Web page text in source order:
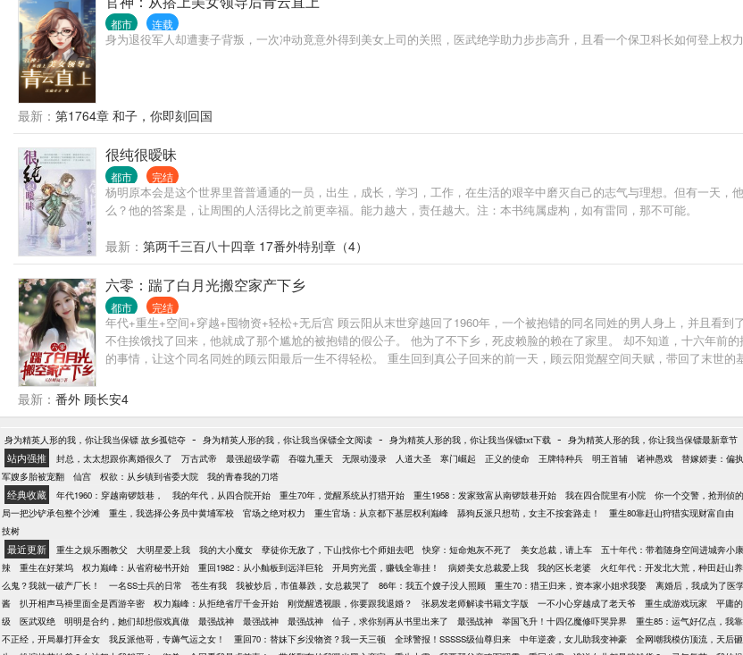
都市 连载
身为退役军人却遭妻子背叛，一次冲动竟意外得到美女上司的关照，医武绝学助力步步高升，且看一个保卫科长如何登上权力
最新： 第1764章 和子，你即刻回国
很纯很暧昧
都市 完结
杨明原本会是这个世界里普普通通的一员，出生，成长，学习，工作，在生活的艰辛中磨灭自己的志气与理想。但有一天
么？他的答案是，让周围的人活得比之前更幸福。能力越大，责任越大。注：本书纯属虚构，如有雷同，那不可能。
最新： 第两千三百八十四章 17番外特别章（4）
六零：踹了白月光搬空家产下乡
都市 完结
年代+重生+空间+穿越+囤物资+轻松+无后宫 顾云阳从末世穿越回了1960年，一个被抱错的同名同姓的男人身上，并且看
不住挨饿找了回来，他就成了那个尴尬的被抱错的假公子。 他为了不下乡，死皮赖脸的赖在了家里。 却不知道，十六年前
的事情，让这个同名同姓的顾云阳最后一生不得轻松。 重生回到真公子回来的前一天，顾云阳觉醒空间天赋，带回了末世
上供。 老财后代：只要给口吃的，黄金玉器，古董字画，随便你拿。 白月光：我只是想和你好好地过一辈子。 顾云阳：我
最新： 番外 顾长安4
身为精英人形的我，你让我当保镖 故乡孤铠夺 - 身为精英人形的我，你让我当保镖全文阅读 - 身为精英人形的我，你让我当保镖txt下载 - 身为精英人形的我，你让我当保镖最新章节
站内强推 封总，太太想跟你离婚很久了 万古武帝 最强超级学霸 吞噬九重天 无限动漫录 人道大圣 寒门崛起 正义的使命 王牌特种兵 明王首辅 诸神愚戏 替嫁娇妻：偏
军嫂多胎被宠翻
仙宫 权欲：从乡镇到省委大院 我的青春我的刀塔
经典收藏 年代1960：穿越南锣鼓巷， 我的年代，从四合院开始 重生70年，觉醒系统从打猎开始 重生1958：发家致富从南锣鼓巷开始 我在四合院里有小院 你一个交警，抢刑侦
局一把沙铲承包整个沙滩
重生，我选择公务员中黄埔军校 官场之绝对权力 重生官场：从京都下基层权利巅峰 舔狗反派只想苟，女主不按套路走！ 重生80靠赶山狩猎实现财富自由
技树
最近更新 重生之娱乐圈教父 大明星爱上我 我的大小魔女 孽徒你无敌了，下山找你七个师姐去吧 快穿：短命炮灰不死了 美女总裁，请上车 五十年代：带着随身空间进城奔小康
辣
重生在好莱坞 权力巅峰：从省府秘书开始 重回1982：从小舢板到远洋巨轮 开局穷光蛋，赚钱全靠挂！ 病娇美女总裁爱上我 我的区长老婆 火红年代：开发北大荒，种田赶山
么鬼？我就一破产厂长！
一名SS士兵的日常 苍生有我 我被炒后，市值暴跌，女总裁哭了 86年：我五个嫂子没人照顾 重生70：猎王归来，资本家小姐求我娶 离婚后，我成为了医
酱
扒开相声马褂里面全是西游辛密 权力巅峰：从拒绝省厅千金开始 刚觉醒透视眼，你要跟我退婚？ 张易发老师解读书籍文字版 一不小心穿越成了老天爷 重生成游戏玩家 平庸
级
医武双绝 明明是合约，她们却想假戏真做 最强战神 最强战神 最强战神 仙子，求你别再从书里出来了 最强战神 举国飞升！十四亿魔修吓哭异界 重生85：运气好亿点，我
不正经，开局暴打拜金女
我反派他哥，专薅气运之女！ 重回70：替妹下乡没物资？我一天三顿 全球警报！SSSSS级仙尊归来 中年逆袭，女儿助我变神豪 全网嘲我模仿顶流，天后